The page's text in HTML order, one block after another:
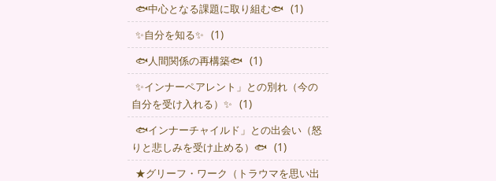
🐟中心となる課題に取り組む🐟 (1)
✨自分を知る✨ (1)
🐟人間関係の再構築🐟 (1)
✨インナーペアレント」との別れ（今の
自分を受け入れる）✨ (1)
🐟インナーチャイルド」との出会い（怒
りと悲しみを受け止める）🐟 (1)
★グリーフ・ワーク（トラウマを思い出